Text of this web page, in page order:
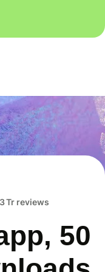
Tr reviews
50